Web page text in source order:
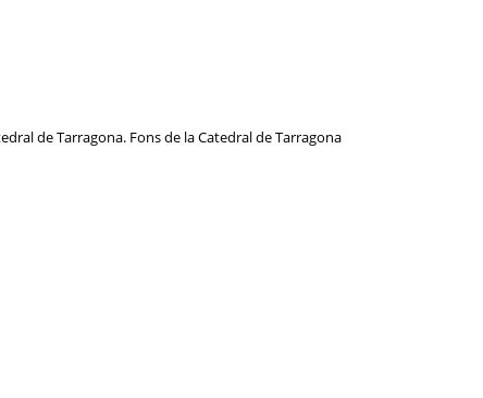
de Tarragona. Fons de la Catedral de Tarragona